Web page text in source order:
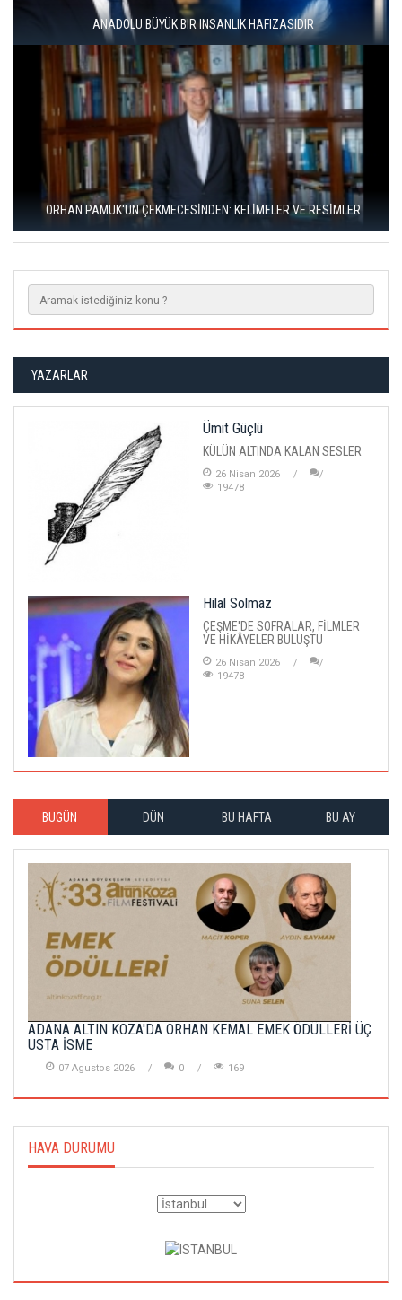
ÜNAL ERSÖZLÜ’NÜN YENİ ŞİİR KİTABI “BÖĞÜRTLEN ÖPÜCÜĞÜ”
YAYIMLANDI
RIZA SÖNMEZ: ‘ANADOLU, SANILDIĞINDAN ÇOK DAHA VEGAN"
YAZARLAR
Ümit Güçlü
KÜLÜN ALTINDA KALAN SESLER
26 Nisan 2026
19478
Hilal Solmaz
ÇEŞME'DE SOFRALAR, FİLMLER
VE HİKÂYELER BULUŞTU
26 Nisan 2026
19478
BUGÜN DÜN BU HAFTA BU AY
ADANA ALTIN KOZA'DA ORHAN KEMAL EMEK ÖDÜLLERİ ÜÇ
USTA İSME
07 Agustos 2026 0 169
HAVA DURUMU